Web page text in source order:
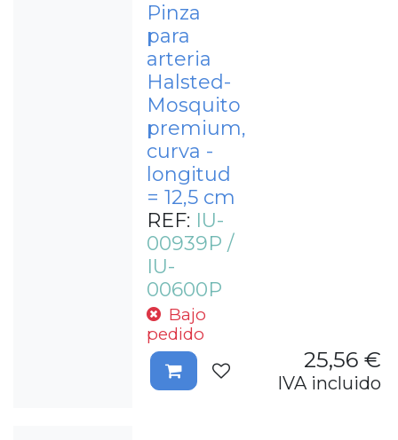
Pinza
para
arteria
Halsted-
Mosquito
premium,
curva -
longitud
= 12,5 cm
REF: IU-
00939P /
IU-
00600P
Bajo
pedido
25,56 €
IVA incluido